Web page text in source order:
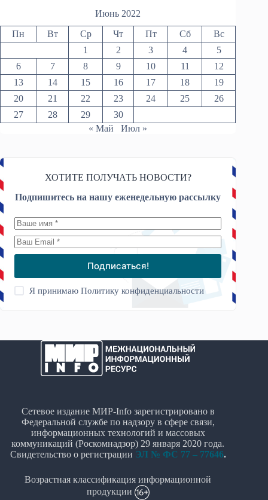
Июнь 2022
Пн Вт Ср Чт Пт Сб
Вс
1
2 3 4
5
6
7 8 9 10 11
12
13
14 15 16 17 18
19
20
21 22 23 24 25
26
27
28 29
30
« Май
Июл »
ХОТИТЕ ПОЛУЧАТЬ НОВОСТИ?
Подпишитесь на нашу еженедельную рассылку
Подписаться!
Я принимаюПолитику конфиденциальности
Сетевое издание МИР-Info зарегистрировано в
Федеральной службе по надзору в сфере связи,
информационных технологий и массовых
коммуникаций (Роскомнадзор) 29 января 2020 года.
Свидетельство о регистрации ЭЛ № ФС 77 – 77646.
Возрастная классификация информационной
продукции